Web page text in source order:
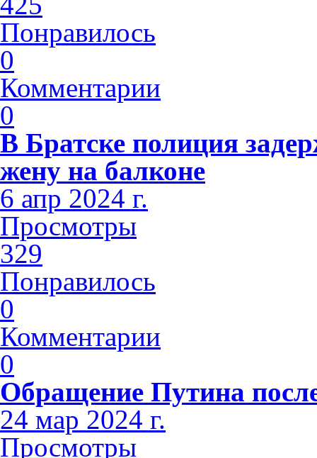
Понравилось
0
Комментарии
0
В Братске полиция
жену на балконе
6 апр 2024 г.
Просмотры
329
Понравилось
0
Комментарии
0
Обращение Путина
24 мар 2024 г.
Просмотры